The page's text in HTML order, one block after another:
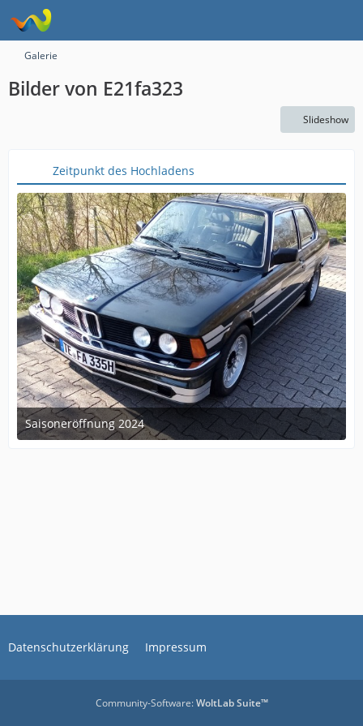
Galerie
Bilder von E21fa323
Slideshow
Zeitpunkt des Hochladens
Saisoneröffnung 2024
3. April 2024 um 19:33
Datenschutzerklärung Impressum
Community-Software:WoltLab Suite™